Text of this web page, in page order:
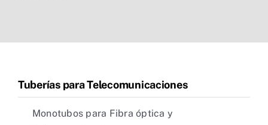
Tuberías para Telecomunicaciones
Monotubos para Fibra óptica y